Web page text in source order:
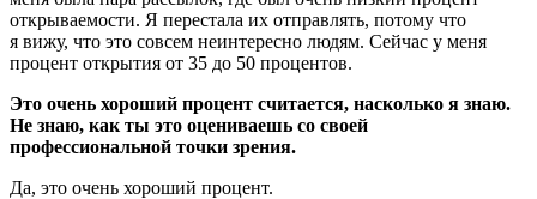
открываемости. Я перестала их отправлять, потому что
я вижу, что это совсем неинтересно людям. Сейчас у меня
процент открытия от 35 до 50 процентов.
Это очень хороший процент считается, насколько я знаю.
Не знаю, как ты это оцениваешь со своей
профессиональной точки зрения.
Да, это очень хороший процент.